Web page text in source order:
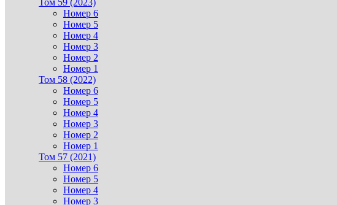
Номер 6
Номер 5
Номер 4
Номер 3
Номер 2
Номер 1
Том 58 (2022)
Номер 6
Номер 5
Номер 4
Номер 3
Номер 2
Номер 1
Том 57 (2021)
Номер 6
Номер 5
Номер 4
Номер 3